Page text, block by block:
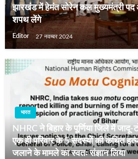
झारखंड में हेमंत सोरेन कल मुख्‍यमंत्री पद
शपथ लेंगे
Editor 27 नवम्बर 2024
भारत
NHRC ने बिहार के पूर्णिया जिले में
एक ही परिवार के 5 सदस्यों की कथित
जलाने के मामले का स्वतः संज्ञान लिया